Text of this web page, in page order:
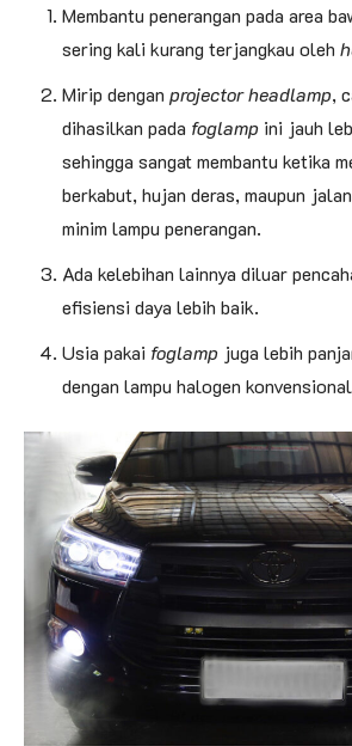
Membantu penerangan pada area
sering kali kurang terjangkau oleh
Mirip dengan projector headlamp,
dihasilkan pada foglamp ini jauh
sehingga sangat membantu ketika
berkabut, hujan deras, maupun
minim lampu penerangan.
Ada kelebihan lainnya diluar
efisiensi daya lebih baik.
Usia pakai foglamp juga lebih
dengan lampu halogen